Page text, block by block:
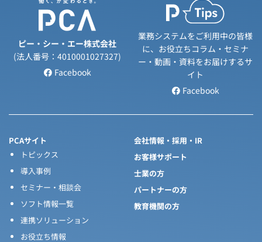
ピー・シー・エー株式会社
(法人番号：4010001027327)
Facebook
業務システムをご利用中の皆様
に、お役立ちコラム・セミナ
ー・動画・資料をお届けするサ
イト
Facebook
PCAサイト
トピックス
導入事例
セミナー・相談会
ソフト情報一覧
連携ソリューション
お役立ち情報
会社情報・採用・IR
お客様サポート
士業の方
パートナーの方
教育機関の方